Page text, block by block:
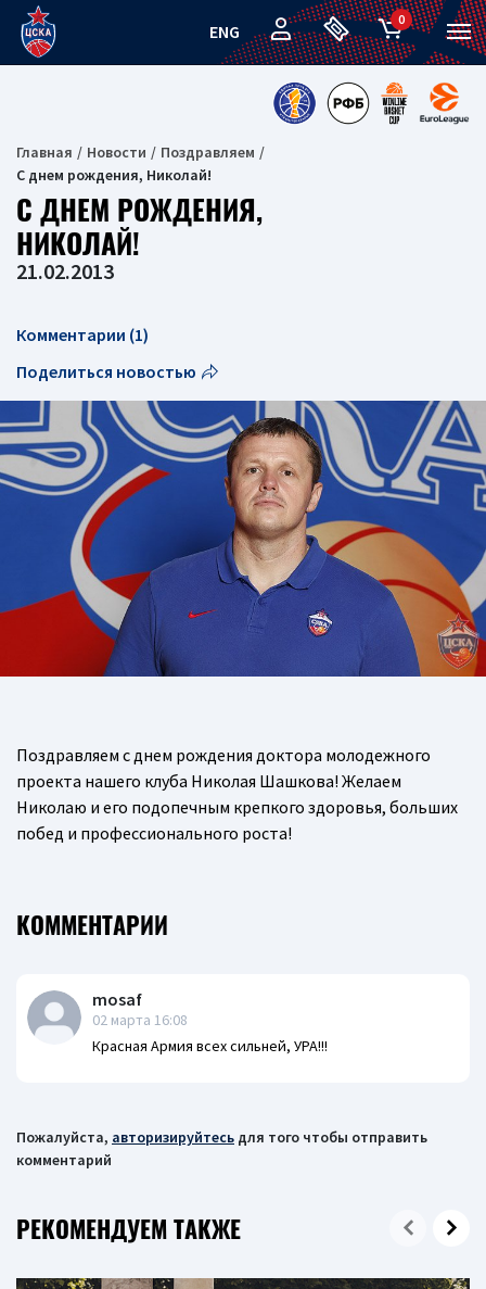
ENG
0
Главная Новости
Поздравляем
С днем рождения, Николай!
С ДНЕМ РОЖДЕНИЯ,
НИКОЛАЙ!
21.02.2013
Комментарии (1)
Поделиться новостью
Поздравляем с днем рождения доктора молодежного
проекта нашего клуба Николая Шашкова! Желаем
Николаю и его подопечным крепкого здоровья, больших
побед и профессионального роста!
КОММЕНТАРИИ
mosaf
02 марта 16:08
Красная Армия всех сильней, УРА!!!
Пожалуйста, авторизируйтесь для того чтобы отправить
комментарий
РЕКОМЕНДУЕМ ТАКЖЕ